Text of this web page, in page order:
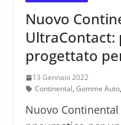
Nuovo
progettato
13 Gennaio 2022
Continental, Gomme Auto,
Nuovo